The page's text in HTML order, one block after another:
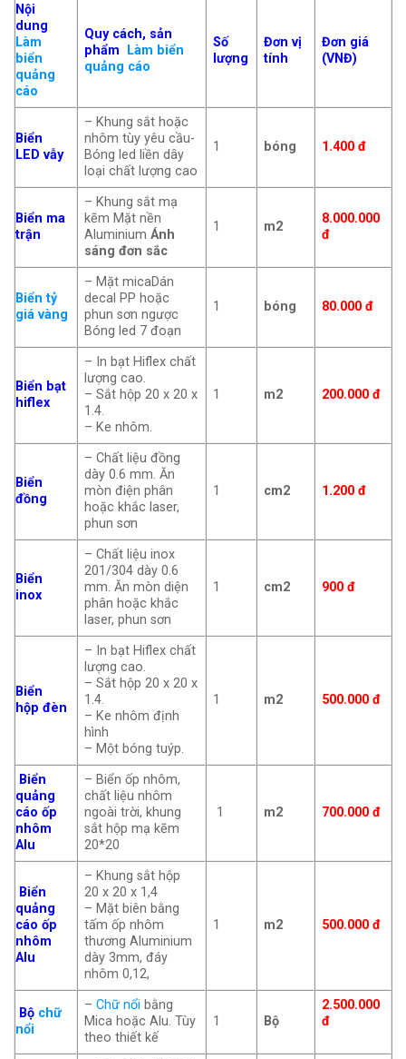
Nội
dung
Làm
biển
quảng
cáo
Quy cách, sản
phẩm
Làm biển
quảng cáo
Số
lượng
Đơn vị
tính
Đơn giá
(VNĐ)
Biển
LED vẫy
– Khung sắt hoặc
nhôm tùy yêu cầu-
Bóng led liền dây
loại chất lượng cao
1 bóng 1.400 đ
Biển ma
trận
– Khung sắt mạ
kẽm Mặt nền
AluminiumÁnh
sáng đơn sắc
1 m2
8.000.000
đ
Biển tỷ
giá vàng
– Mặt micaDán
decal PP hoặc
phun sơn ngược
Bóng led 7 đoạn
1 bóng 80.000 đ
Biển bạt
hiflex
– In bạt Hiflex chất
lượng cao.
– Sắt hộp 20 x 20 x
1.4.
– Ke nhôm.
1 m2 200.000 đ
Biển
đồng
– Chất liệu đồng
dày 0.6 mm. Ăn
mòn điện phân
hoặc khắc laser,
phun sơn
1 cm2 1.200 đ
Biển
inox
– Chất liệu inox
201/304 dày 0.6
mm. Ăn mòn diện
phân hoặc khắc
laser, phun sơn
1 cm2 900 đ
Biển
hộp đèn
– In bạt Hiflex chất
lượng cao.
– Sắt hộp 20 x 20 x
1.4.
– Ke nhôm định
hình
– Một bóng tuýp.
1 m2 500.000 đ
Biển
quảng
cáo ốp
nhôm
Alu
– Biển ốp nhôm,
chất liệu nhôm
ngoài trời, khung
sắt hộp mạ kẽm
20*20
1 m2 700.000 đ
Biển
quảng
cáo ốp
nhôm
Alu
– Khung sắt hộp
20 x 20 x 1,4
– Mặt biên bằng
tấm ốp nhôm
thương Aluminium
dày 3mm, đáy
nhôm 0,12,
1 m2 500.000 đ
Bộ chữ
nổi
–Chữ nổi bằng
Mica hoặc Alu. Tùy
theo thiết kế
1 Bộ
2.500.000
đ